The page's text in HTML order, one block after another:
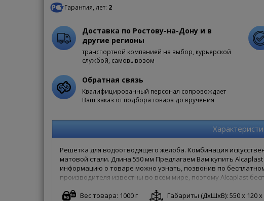
Гарантия, лет: 2
Доставка по Ростову-на-Дону и в
другие регионы
транспортной компанией на выбор, курьерской
службой, самовывозом
Обратная связь
Квалифицированный персонал сопровождает
Ваш заказ от подбора товара до вручения
Решетка для водоотводящего желоба. Комбинация
матовой стали. Длина 550 мм Предлагаем Вам купить
информацию о товаре можно узнать, позвонив по
производителя известны во всем мире, поэтому Alcaplast
своей гарантией. Чтобы купить Alcaplast MP1205-550 в
заказ онлайн на сайте. Доступны как полная форма
Вес товара: 1000 г
Габариты (ДxШxВ): 550 x 120 x